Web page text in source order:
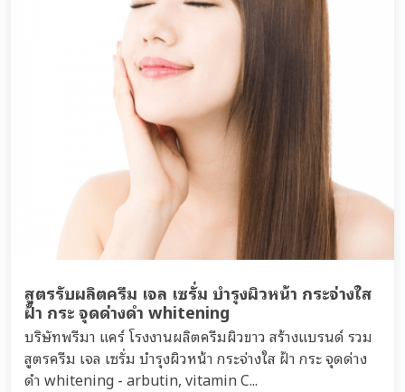
สูตรรับผลิตครีม เจล เซรั่ม บำรุงผิวหน้า กระจ่างใส
ฝ้า กระ จุดด่างดำ whitening
บริษัทพรีมา แคร์ โรงงานผลิตครีมผิวขาว สร้างแบรนด์ รวม
สูตรครีม เจล เซรั่ม บำรุงผิวหน้า กระจ่างใส ฝ้า กระ จุดด่าง
ดำ whitening - arbutin, vitamin C...